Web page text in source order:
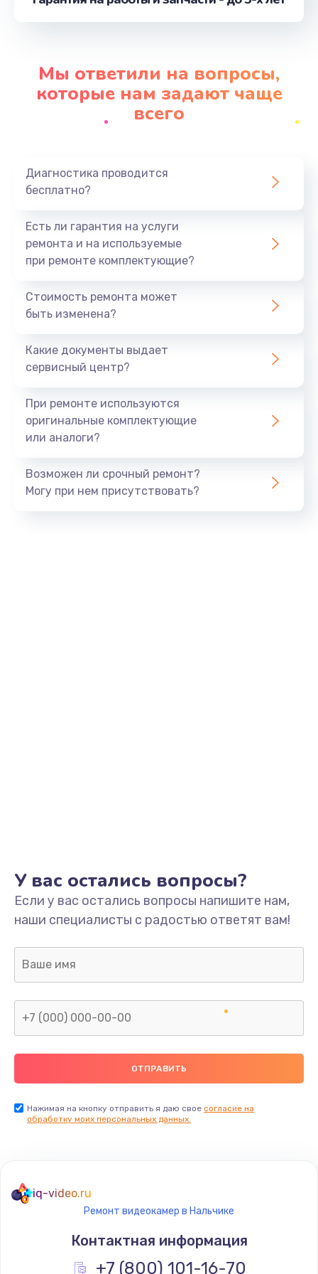
от 226 руб.
от 679 руб.
Заказать
Замена USB-разъема (micro-usb) телефона
от 377 руб.
Заказать
Замена аудио разъема телефона
Заказать
от 224 руб.
Заказать
Замена шлейфа кнопок телефона
от 812 руб.
Замена шлейфа аудио телефона
Заказать
Замена системной / материнской платы
от 908 руб.
Замена кнопки включения телефона
Мы ответили на вопросы,
которые нам задают чаще
всего
Диагностика проводится
бесплатно?
Есть ли гарантия на услуги
ремонта и на используемые
при ремонте комплектующие?
Стоимость ремонта может
быть изменена?
Какие документы выдает
сервисный центр?
При ремонте используются
оригинальные комплектующие
или аналоги?
Возможен ли срочный ремонт?
Могу при нем присутствовать?
У вас остались вопросы?
Если у вас остались вопросы напишите нам,
наши специалисты с радостью ответят вам!
Нажимая на кнопку отправить я даю свое согласие на
обработку моих персональных данных.
iq-video.ru
Ремонт видеокамер в Нальчике
Контактная информация
+7 (800) 101-16-70